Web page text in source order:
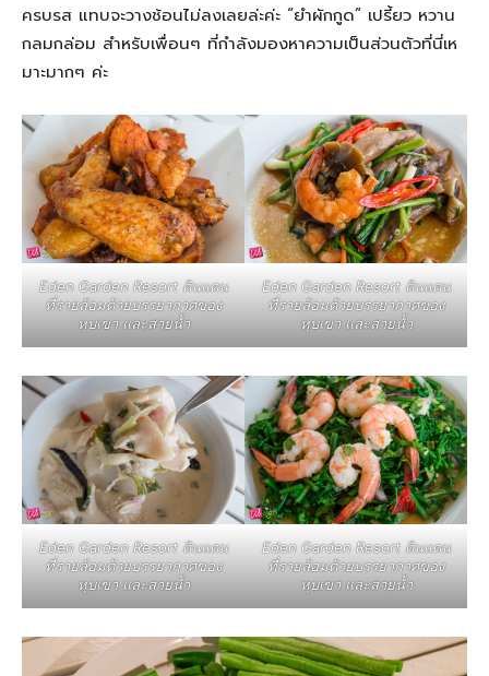
ครบรส แทบจะวางช้อนไม่ลงเลยล่ะค่ะ “ยำผักกูด” เปรี้ยว หวาน
กลมกล่อม สำหรับเพื่อนๆ ที่กำลังมองหาความเป็นส่วนตัวที่นี่เห
มาะมากๆ ค่ะ
Eden Garden Resort ดินแดน
ที่รายล้อมด้วยบรรยากาศของ
หุบเขา และสายน้ำ
Eden Garden Resort ดินแดน
ที่รายล้อมด้วยบรรยากาศของ
หุบเขา และสายน้ำ
Eden Garden Resort ดินแดน
ที่รายล้อมด้วยบรรยากาศของ
หุบเขา และสายน้ำ
Eden Garden Resort ดินแดน
ที่รายล้อมด้วยบรรยากาศของ
หุบเขา และสายน้ำ